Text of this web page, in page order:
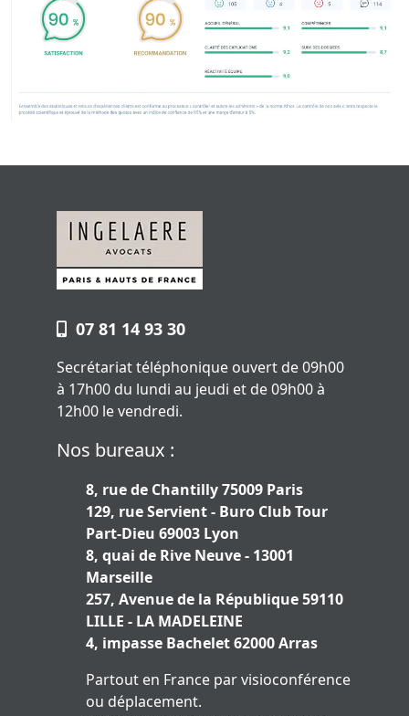
07 81 14 93 30
Secrétariat téléphonique ouvert de 09h00
à 17h00 du lundi au jeudi et de 09h00 à
12h00 le vendredi.
Nos bureaux :
8, rue de Chantilly 75009 Paris
129, rue Servient - Buro Club Tour
Part-Dieu 69003 Lyon
8, quai de Rive Neuve - 13001
Marseille
257, Avenue de la République 59110
LILLE - LA MADELEINE
4, impasse Bachelet 62000 Arras
Partout en France par visioconférence
ou déplacement.